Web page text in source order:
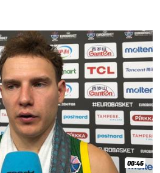
00:46